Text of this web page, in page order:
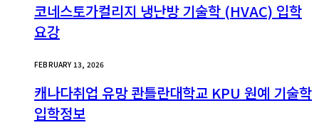
코네스토가컬리지 냉난방 기술학 (HVAC) 입학
요강
FEBRUARY 13, 2026
캐나다취업 유망 콴틀란대학교 KPU 원예 기술학
입학정보